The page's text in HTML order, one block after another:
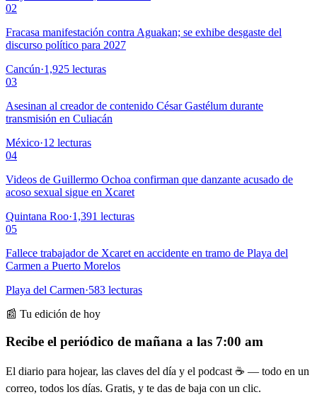
02
Fracasa manifestación contra Aguakan; se exhibe desgaste del
discurso político para 2027
Cancún·1,925 lecturas
03
Asesinan al creador de contenido César Gastélum durante
transmisión en Culiacán
México·12 lecturas
04
Videos de Guillermo Ochoa confirman que danzante acusado de
acoso sexual sigue en Xcaret
Quintana Roo·1,391 lecturas
05
Fallece trabajador de Xcaret en accidente en tramo de Playa del
Carmen a Puerto Morelos
Playa del Carmen·583 lecturas
📰 Tu edición de hoy
Recibe el periódico de mañana a las 7:00 am
El diario para hojear, las claves del día y el podcast ☕ — todo en un
correo, todos los días. Gratis, y te das de baja con un clic.